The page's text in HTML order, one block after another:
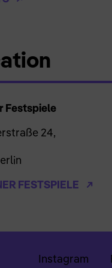
Festspiele
24,
FESTSPIELE
Instagram